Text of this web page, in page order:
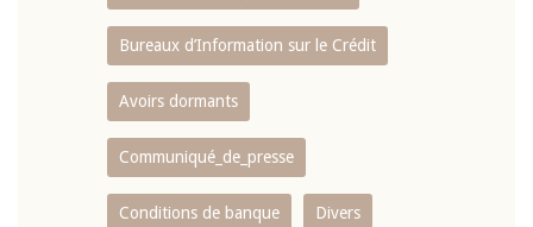
Bureaux d’Information sur le Crédit
Avoirs dormants
Communiqué_de_presse
Conditions de banque Divers